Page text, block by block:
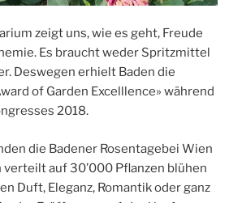
zeigt uns, wie es geht, Freude
Es braucht weder Spritzmittel
Deswegen erhielt Baden die
of Garden Excelllence» während
2018.
die Badener Rosentagebei Wien
auf 30’000 Pflanzen blühen
Duft, Eleganz, Romantik oder ganz